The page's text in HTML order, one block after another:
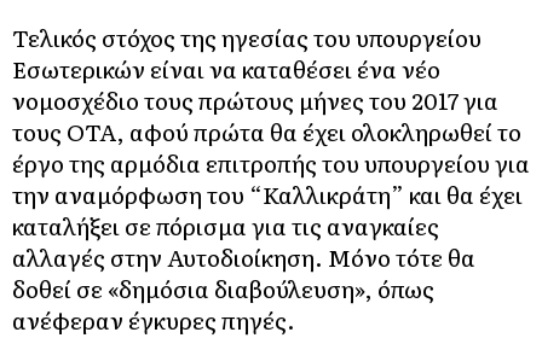
Τελικός στόχος της ηγεσίας του υπουργείου
Εσωτερικών είναι να καταθέσει ένα νέο
νομοσχέδιο τους πρώτους μήνες του 2017 για
τους ΟΤΑ, αφού πρώτα θα έχει ολοκληρωθεί το
έργο της αρμόδια επιτροπής του υπουργείου για
την αναμόρφωση του “Καλλικράτη” και θα έχει
καταλήξει σε πόρισμα για τις αναγκαίες
αλλαγές στην Αυτοδιοίκηση. Μόνο τότε θα
δοθεί σε «δημόσια διαβούλευση», όπως
ανέφεραν έγκυρες πηγές.